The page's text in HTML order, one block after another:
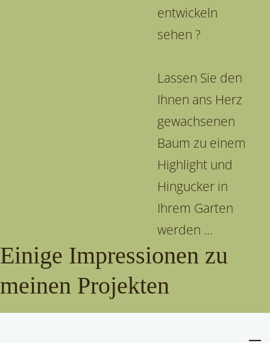
entwickeln
sehen ?
Lassen Sie den
Ihnen ans Herz
gewachsenen
Baum zu einem
Highlight und
Hingucker in
Ihrem Garten
werden ...
Einige Impressionen zu
meinen Projekten